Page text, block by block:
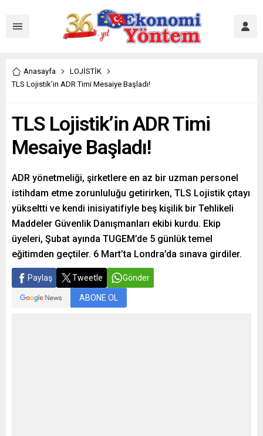
Anasayfa
LOJİSTİK
TLS Lojistik’in ADR Timi Mesaiye Başladı!
TLS Lojistik’in ADR Timi
Mesaiye Başladı!
ADR yönetmeliği, şirketlere en az bir uzman personel
istihdam etme zorunluluğu getirirken, TLS Lojistik çıtayı
yükseltti ve kendi inisiyatifiyle beş kişilik bir Tehlikeli
Maddeler Güvenlik Danışmanları ekibi kurdu. Ekip
üyeleri, Şubat ayında TUGEM’de 5 günlük temel
eğitimden geçtiler. 6 Mart’ta Londra’da sınava girdiler.
Paylaş Tweetle Gönder
ABONE OL